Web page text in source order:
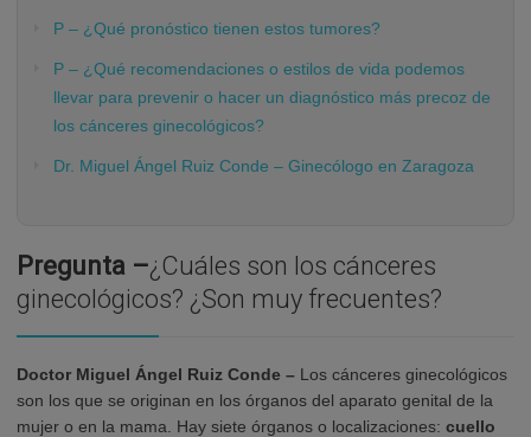
P – ¿Qué pronóstico tienen estos tumores?
P – ¿Qué recomendaciones o estilos de vida podemos
llevar para prevenir o hacer un diagnóstico más precoz de
los cánceres ginecológicos?
Dr. Miguel Ángel Ruiz Conde – Ginecólogo en Zaragoza
Pregunta –¿Cuáles son los cánceres
ginecológicos? ¿Son muy frecuentes?
Doctor Miguel Ángel Ruiz Conde – Los cánceres ginecológicos
son los que se originan en los órganos del aparato genital de la
mujer o en la mama. Hay siete órganos o localizaciones: cuello